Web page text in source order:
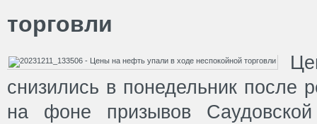
торговли
снизились в понедельник после
на фоне призывов